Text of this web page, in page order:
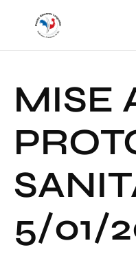
MISE
5/01/